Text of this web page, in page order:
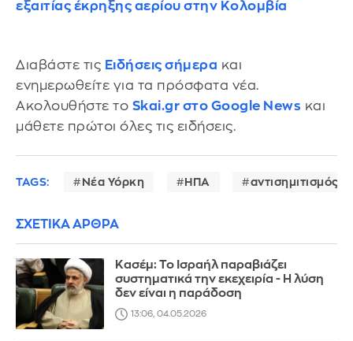
εξαιτίας έκρηξης αερίου στην Κολομβία
Διαβάστε τις Ειδήσεις σήμερα και
ενημερωθείτε για τα πρόσφατα νέα.
Ακολουθήστε το Skai.gr στο Google News και
μάθετε πρώτοι όλες τις ειδήσεις.
TAGS: Νέα Υόρκη ΗΠΑ αντισημιτισμός
ΣΧΕΤΙΚΑ ΑΡΘΡΑ
Κασέμ: Το Ισραήλ παραβιάζει
συστηματικά την εκεχειρία - Η λύση
δεν είναι η παράδοση
13:06, 04.05.2026